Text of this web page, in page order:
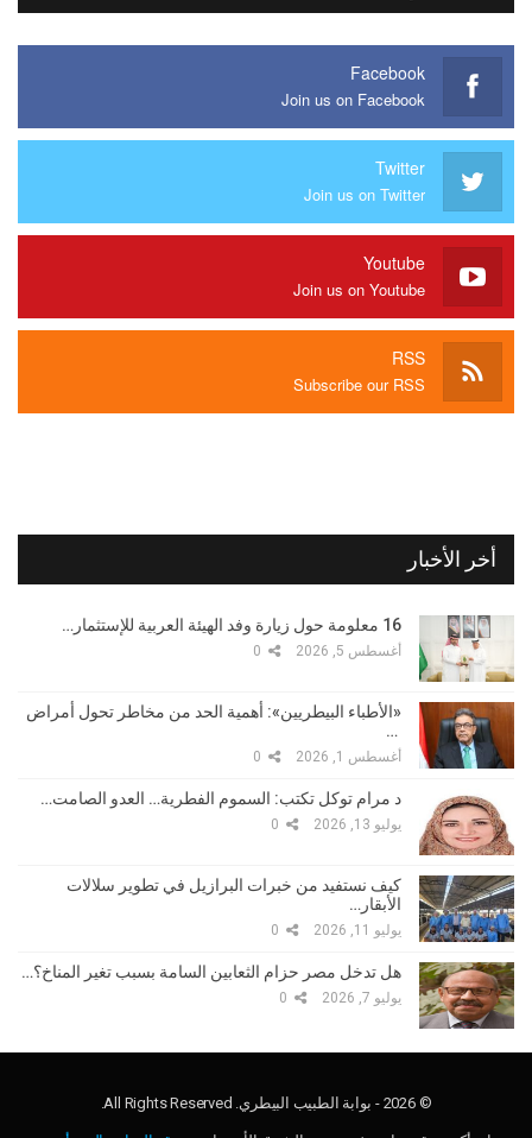
Facebook
Join us on Facebook
Twitter
Join us on Twitter
Youtube
Join us on Youtube
RSS
Subscribe our RSS
أخر الأخبار
16 معلومة حول زيارة وفد الهيئة العربية للإستثمار…
أغسطس 5, 2026
«الأطباء البيطريين»: أهمية الحد من مخاطر تحول أمراض
…
أغسطس 1, 2026
د مرام توكل تكتب: السموم الفطرية… العدو الصامت…
يوليو 13, 2026
كيف نستفيد من خبرات البرازيل في تطوير سلالات
الأبقار…
يوليو 11, 2026
هل تدخل مصر حزام الثعابين السامة بسبب تغير المناخ؟…
يوليو 7, 2026
© 2026 - بوابة الطبيب البيطري. All Rights Reserved.